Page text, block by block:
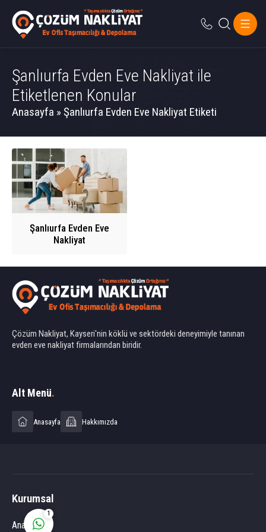
Şanlıurfa Evden Eve Nakliyat ile
Etiketlenen Konular
Anasayfa »Şanlıurfa Evden Eve Nakliyat Etiketi
Şanlıurfa Evden Eve
Nakliyat
Çözüm Nakliyat, Kayseri'nin köklü ve sektördeki deneyimiyle tanınan
evden eve nakliyat firmalarından biridir.
Alt Menü.
Anasayfa Hakkımızda
Kurumsal
Anasayfa
1